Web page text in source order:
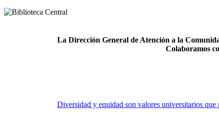
La Dirección General de Atención a la
Colaboramos
Diversidad y equidad son valores universitarios que